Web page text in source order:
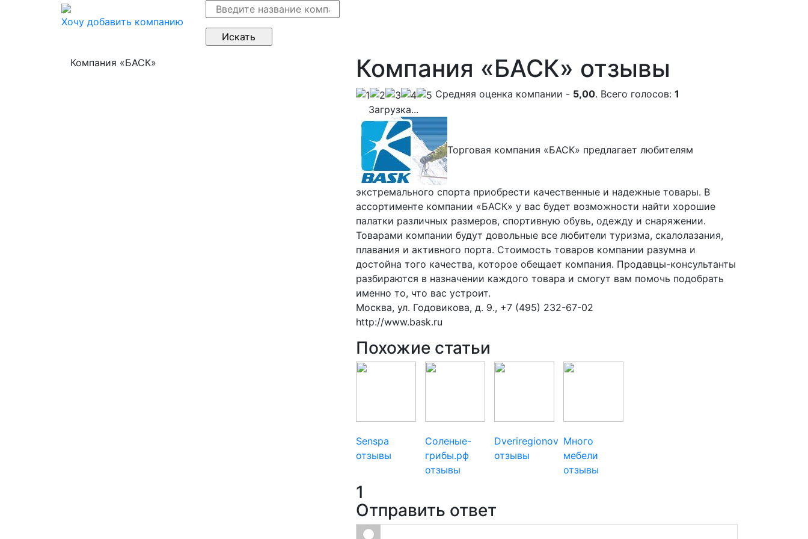
Хочу добавить компанию
Компания «БАСК» Компания «БАСК» отзывы
Cредняя оценка компании - 5,00. Всего голосов: 1
Загрузка...
Торговая компания «БАСК» предлагает любителям
экстремального спорта приобрести качественные и надежные товары. В
ассортименте компании «БАСК» у вас будет возможности найти хорошие
палатки различных размеров, спортивную обувь, одежду и снаряжении.
Товарами компании будут довольные все любители туризма, скалолазания,
плавания и активного порта. Стоимость товаров компании разумна и
достойна того качества, которое обещает компания. Продавцы-консультанты
разбираются в назначении каждого товара и смогут вам помочь подобрать
именно то, что вас устроит.
Москва, ул. Годовикова, д. 9., +7 (495) 232-67-02
http://www.bask.ru
Похожие статьи
Senspa
отзывы
Соленые-
грибы.рф
отзывы
Dveriregionov
отзывы
Много
мебели
отзывы
1
Отправить ответ